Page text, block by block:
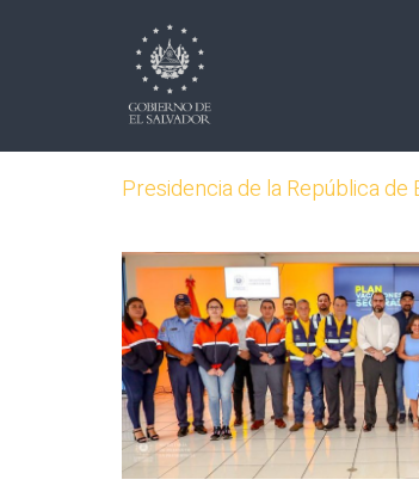
Presidencia de la República de